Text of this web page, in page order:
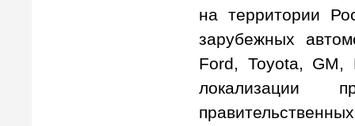
на территории
зарубежных
Ford, Toyota,
локализации